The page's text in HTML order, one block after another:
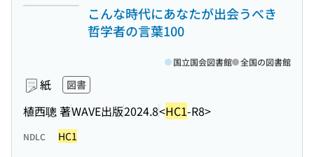
こんな時代にあなたが出会うべき
哲学者の言葉100
紙 図書
植西聰 著WAVE出版2024.8<HC1-R8>
国立国会図書館 全国の図書館
NDLC HC1